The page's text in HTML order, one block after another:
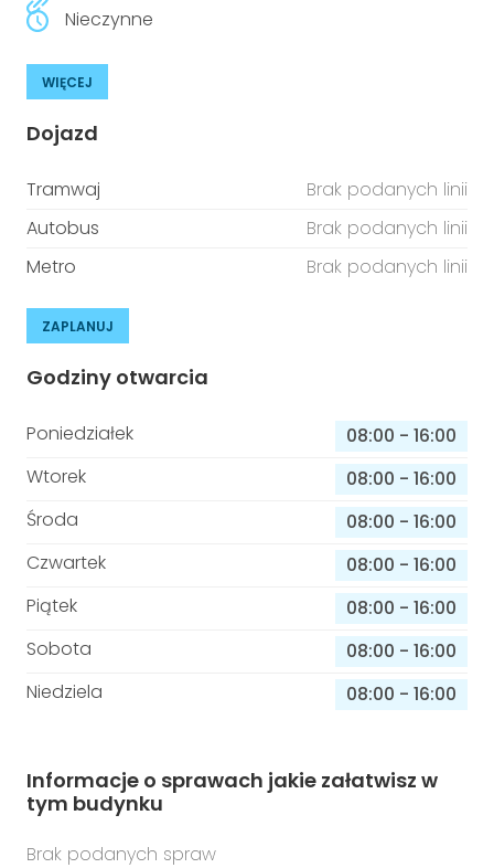
Nieczynne
WIĘCEJ
Dojazd
Tramwaj
Brak podanych linii
Autobus
Brak podanych linii
Metro
Brak podanych linii
ZAPLANUJ
Godziny otwarcia
Poniedziałek 08:00 - 16:00
Wtorek
08:00 - 16:00
Środa
08:00 - 16:00
Czwartek
08:00 - 16:00
Piątek
08:00 - 16:00
Sobota
08:00 - 16:00
Niedziela
08:00 - 16:00
Informacje o sprawach jakie załatwisz w
tym budynku
Brak podanych spraw